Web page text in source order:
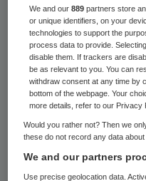
De Nederlandse
(NVvP), Landelijke
Dienstverband
Specialisten
geslagen om
de NVvP op haar
We and our889 partners store
or unique identifiers, on your
technologies to support the
process data to provide.
disable them. If trackers are
be as relevant to you. You can
withdraw consent at any time by
bottom of the webpage. Your
more details, refer to our Privacy
Would you rather not? Then we
these do not record any data
We and our partners
Use precise geolocation data.